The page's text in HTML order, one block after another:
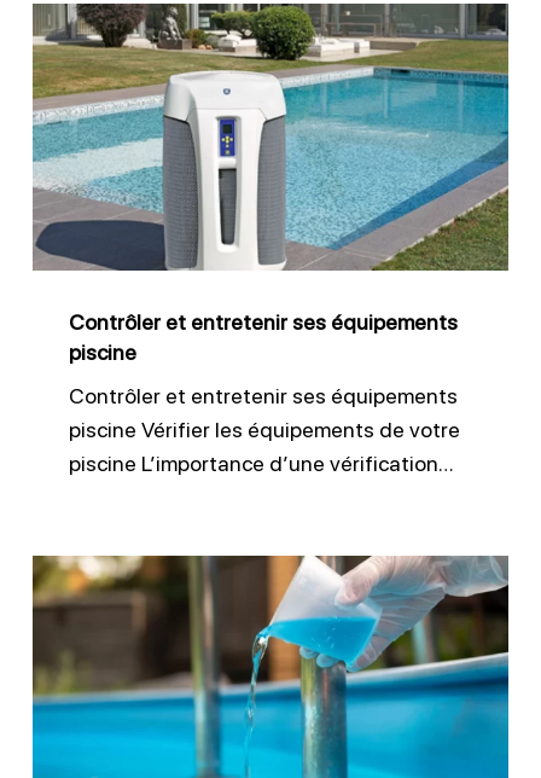
Contrôler
et
entretenir
ses
équipements
piscine
Contrôler et entretenir ses équipements
piscine
Contrôler et entretenir ses équipements
piscine Vérifier les équipements de votre
piscine L’importance d’une vérification…
Désinfecter
efficacement
l’eau
de
piscine